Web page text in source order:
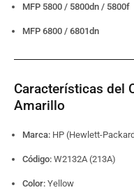
MFP 5800 / 5800dn / 5800f
MFP 6800 / 6801dn
Características del
Amarillo
Marca: HP (Hewlett-
Código: W2132A (213A)
Color: Yellow